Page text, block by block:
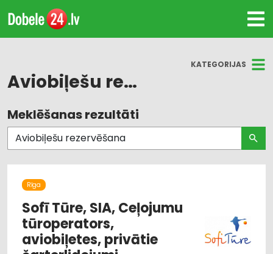
KATEGORIJAS
Aviobiļešu rezervēšana
Visas nozares
Auto noma; vieglie auto
Aviokompānijas, aviotransports
Tūrisms un ceļojumi
Meklēšanas rezultāti
Rīga
Sofī Tūre, SIA, Ceļojumu
tūroperators,
aviobiļetes, privātie